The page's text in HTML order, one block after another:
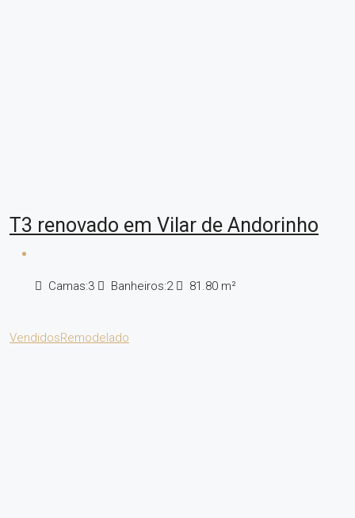
T3 renovado em Vilar de Andorinho
Camas:3 Banheiros:2 81.80 m²
VendidosRemodelado